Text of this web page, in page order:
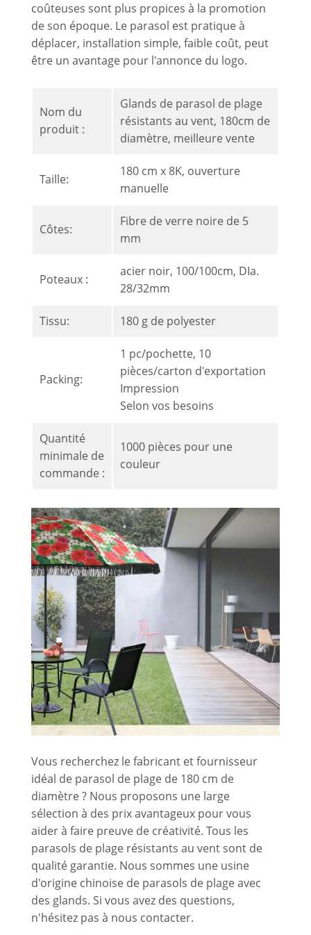
coûteuses sont plus propices à la promotion
de son époque. Le parasol est pratique à
déplacer, installation simple, faible coût, peut
être un avantage pour l'annonce du logo.
Nom du
produit :
Glands de parasol de plage
résistants au vent, 180cm de
diamètre, meilleure vente
Taille:
180 cm x 8K, ouverture
manuelle
Côtes:
Fibre de verre noire de 5
mm
Poteaux :
acier noir, 100/100cm, DIa.
28/32mm
Tissu: 180 g de polyester
Packing:
1 pc/pochette, 10
pièces/carton d'exportation
Impression
Selon vos besoins
Quantité
minimale de
commande :
1000 pièces pour une
couleur
Vous recherchez le fabricant et fournisseur
idéal de parasol de plage de 180 cm de
diamètre ? Nous proposons une large
sélection à des prix avantageux pour vous
aider à faire preuve de créativité. Tous les
parasols de plage résistants au vent sont de
qualité garantie. Nous sommes une usine
d'origine chinoise de parasols de plage avec
des glands. Si vous avez des questions,
n'hésitez pas à nous contacter.